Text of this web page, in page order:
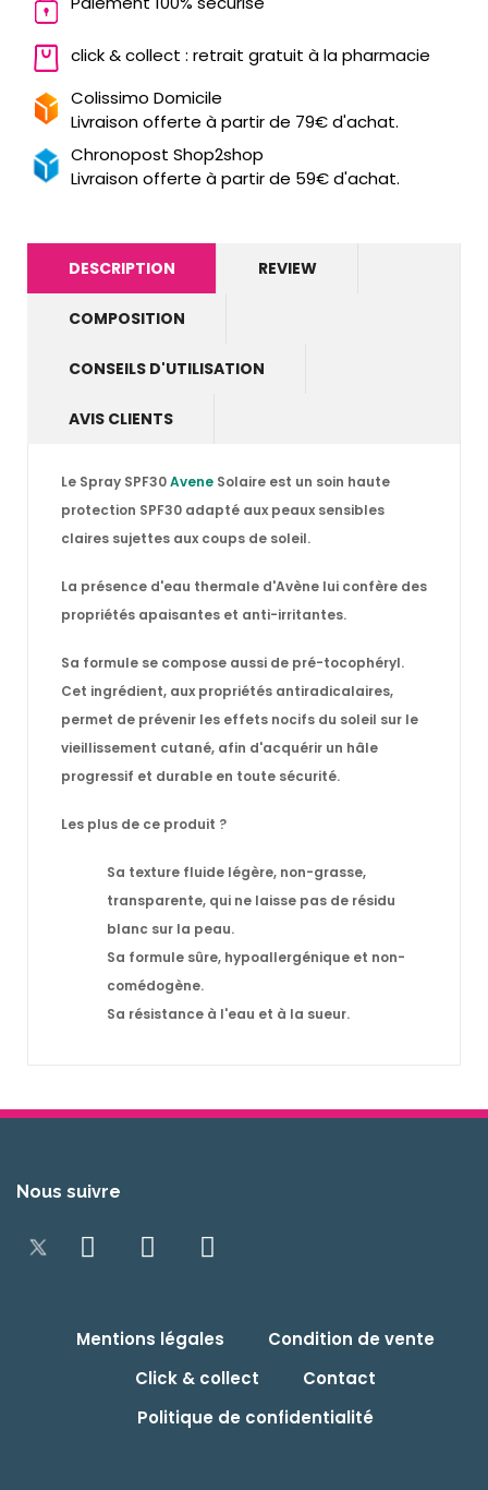
click & collect : retrait gratuit à la pharmacie
Colissimo Domicile
Livraison offerte à partir de 79€ d'achat.
Chronopost Shop2shop
Livraison offerte à partir de 59€ d'achat.
DESCRIPTION REVIEW
COMPOSITION
CONSEILS D'UTILISATION
AVIS CLIENTS
Le Spray SPF30Avene Solaire est un soin haute
protection SPF30 adapté aux peaux sensibles
claires sujettes aux coups de soleil.
La présence d'eau thermale d'Avène lui confère des
propriétés apaisantes et anti-irritantes.
Sa formule se compose aussi de pré-tocophéryl.
Cet ingrédient, aux propriétés antiradicalaires,
permet de prévenir les effets nocifs du soleil sur le
vieillissement cutané, afin d'acquérir un hâle
progressif et durable en toute sécurité.
Les plus de ce produit ?
Sa texture fluide légère, non-grasse,
transparente, qui ne laisse pas de résidu
blanc sur la peau.
Sa formule sûre, hypoallergénique et non-
comédogène.
Sa résistance à l'eau et à la sueur.
Nous suivre
Mentions légales
Condition de vente
Click & collect
Contact
Politique de confidentialité